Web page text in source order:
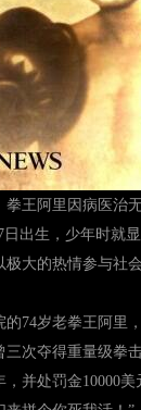
王阿里因病医治
日出生，少年时
大的热情参与社会
74岁老拳王阿里
次夺得重量级拳
并处罚金10000